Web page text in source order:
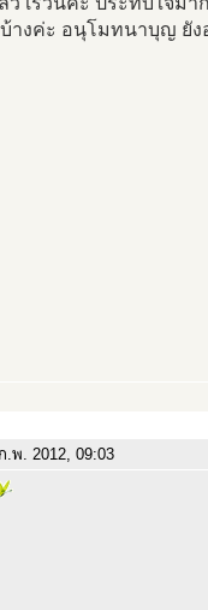
งค่ะ อนุโมทนาบุญ ยัง
.พ. 2012, 09:03